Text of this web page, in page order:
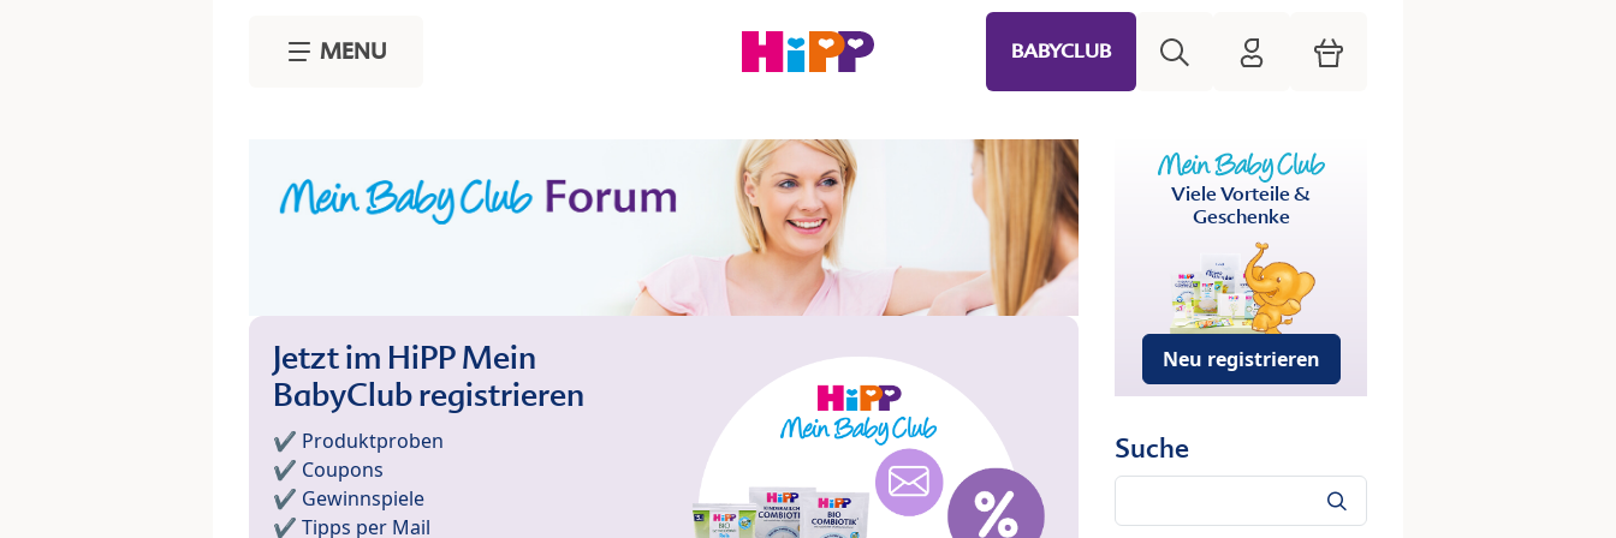
MENU BABYCLUB HiPP Mein Babyclub
Warenkorb
Jetzt im HiPP Mein
BabyClub registrieren
✔️ Produktproben
✔️ Coupons
✔️ Gewinnspiele
✔️ Tipps per Mail
Viele Vorteile &
Geschenke
Neu registrieren
Suche